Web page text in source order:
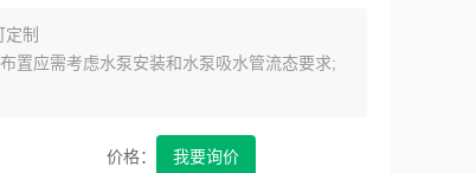
制
置应需考虑水泵安装和水泵吸水管流态要求;
价格： 我要询价